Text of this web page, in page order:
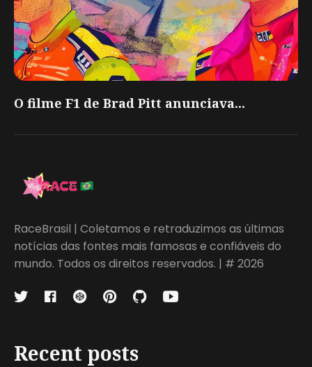
O filme F1 de Brad Pitt anunciava...
RaceBrasil | Coletamos e retraduzimos as últimas
notícias das fontes mais famosas e confiáveis do
mundo. Todos os direitos reservados. | # 2026
Recent posts